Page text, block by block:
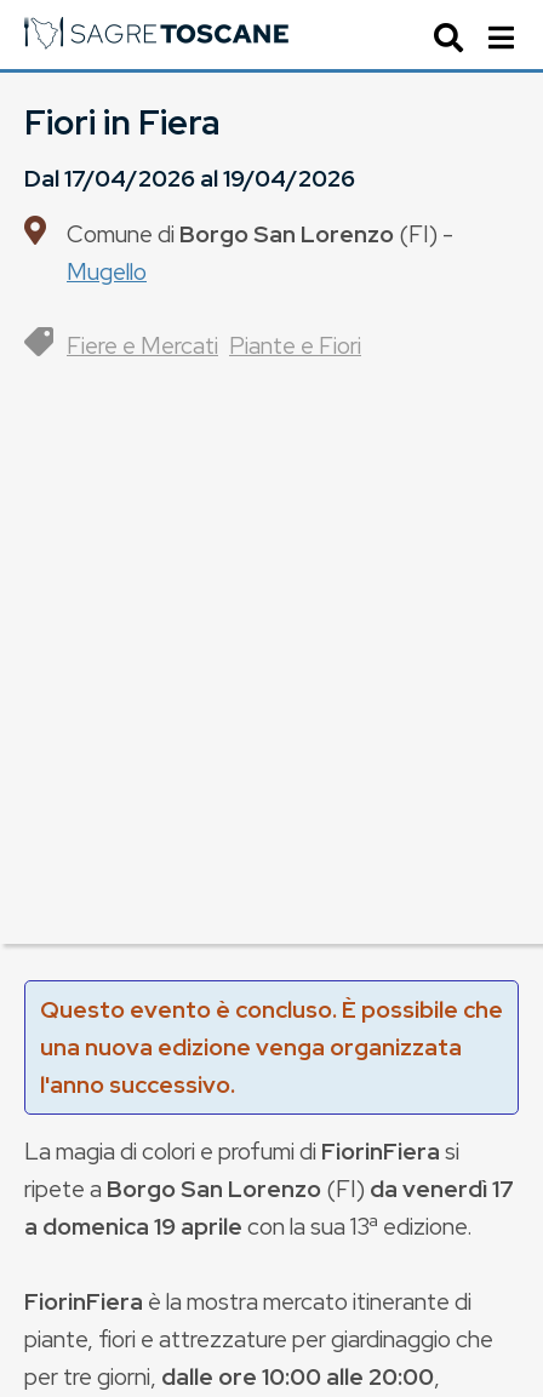
Fiori in Fiera
Dal17/04/2026al19/04/2026
Comune di Borgo San Lorenzo(FI) -
Mugello
Fiere e Mercati Piante e Fiori
Questo evento è concluso. È possibile che
una nuova edizione venga organizzata
l'anno successivo.
La magia di colori e profumi di FiorinFierasi
ripete a Borgo San Lorenzo(FI) da venerdì 17
a domenica 19 aprilecon la sua13ª edizione.
FiorinFiera è la mostra mercato itinerante di
piante, fiori e attrezzature per giardinaggio che
per tre giorni, dalle ore 10:00 alle 20:00,